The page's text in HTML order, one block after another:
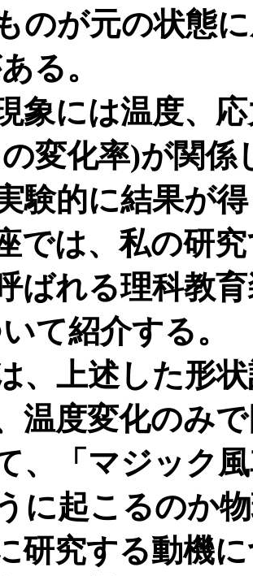
のが元の状態
る。
象には温度、
変化率)が関
験的に結果が
では、私の研
ばれる理科教
て紹介する。
、上述した形状
温度変化のみ
、「マジック
に起こるのか
研究する動機